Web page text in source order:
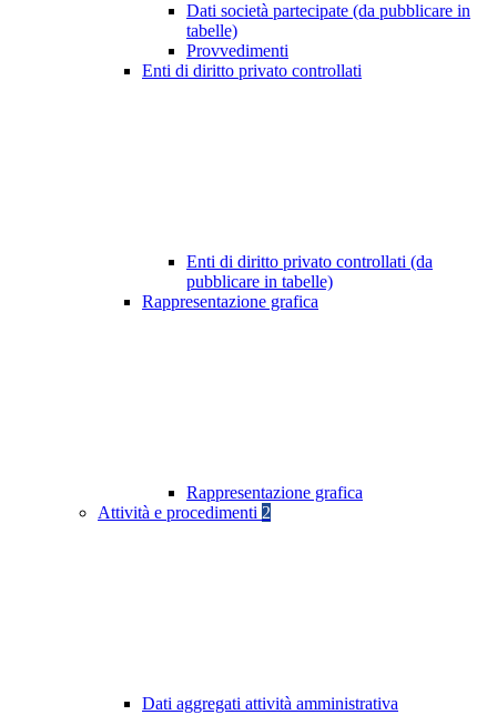
Dati società partecipate (da pubblicare in
tabelle)
Provvedimenti
Enti di diritto privato controllati
Enti di diritto privato controllati (da
pubblicare in tabelle)
Rappresentazione grafica
Rappresentazione grafica
Attività e procedimenti 2
Dati aggregati attività amministrativa